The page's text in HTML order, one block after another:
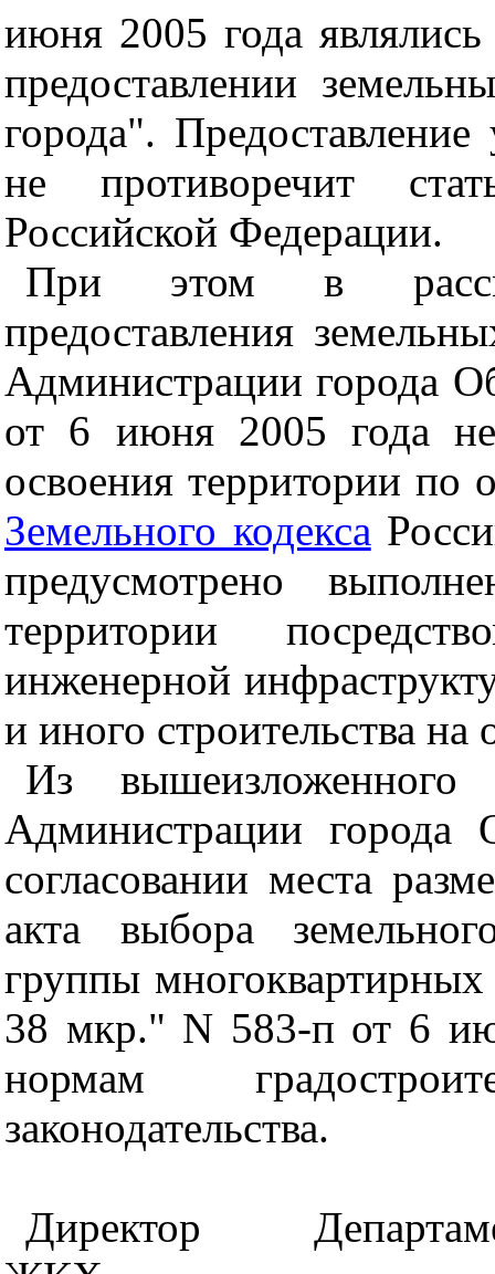
июня 2005 года являлись
предоставлении
города".
не противоречит
Российской Федерации.
При этом в
предоставления
Администрации города
от 6 июня 2005 года не
освоения территории по
Земельного кодекса
предусмотрено
территории
инженерной
и иного строительства
Из вышеизложенного
Администрации города
согласовании места
акта выбора
группы
38 мкр." N 583-п от 6
нормам
законодательства.
Директор